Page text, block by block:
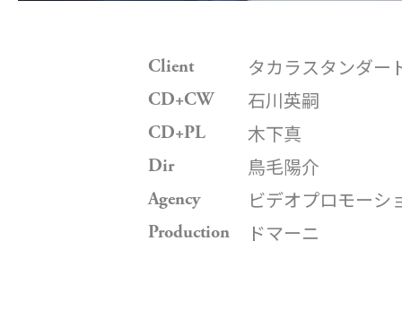
Client タカラスタンダー
CD+CW 石川英嗣
CD+PL 木下真
Dir 鳥毛陽介
Agency ビデオプロモーシ
Production ドマーニ